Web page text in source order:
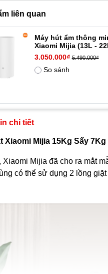
liên quan
Máy hút ẩm thông
Xiaomi Mijia (13L -
3.050.000₫ 5.490.000₫
So sánh
chi tiết
Xiaomi Mijia 15Kg Sấy 7Kg
Xiaomi Mijia đã cho ra mắt
có thể sử dụng 2 lồng